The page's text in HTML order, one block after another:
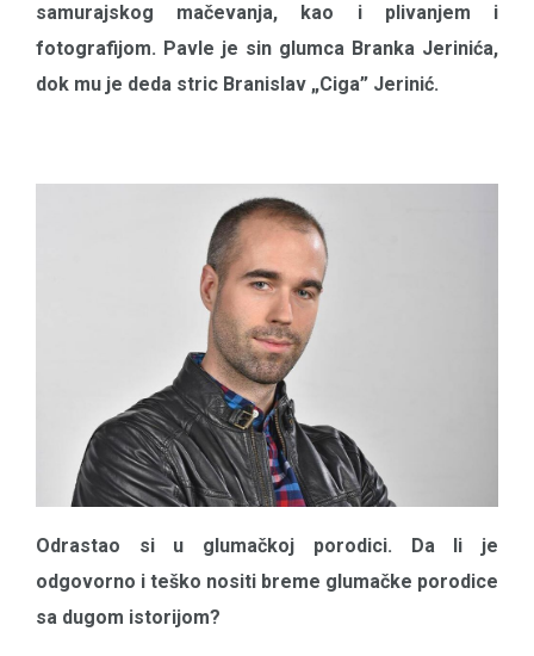
samurajskog mačevanja, kao i plivanjem i
fotografijom. Pavle je sin glumca Branka Jerinića,
dok mu je deda stric Branislav „Ciga” Jerinić.
Odrastao si u glumačkoj porodici. Da li je
odgovorno i teško nositi breme glumačke porodice
sa dugom istorijom?